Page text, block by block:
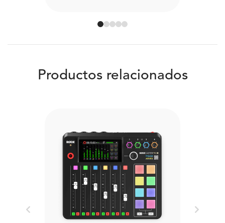
Productos relacionados
Previous Next